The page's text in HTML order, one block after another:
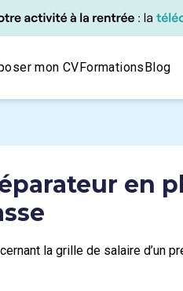
mon CVFormationsBlog
en
la grille de salaire d’un